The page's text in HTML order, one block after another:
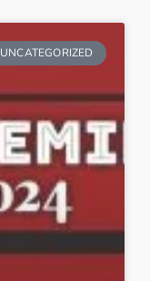
UNCATEGORIZED